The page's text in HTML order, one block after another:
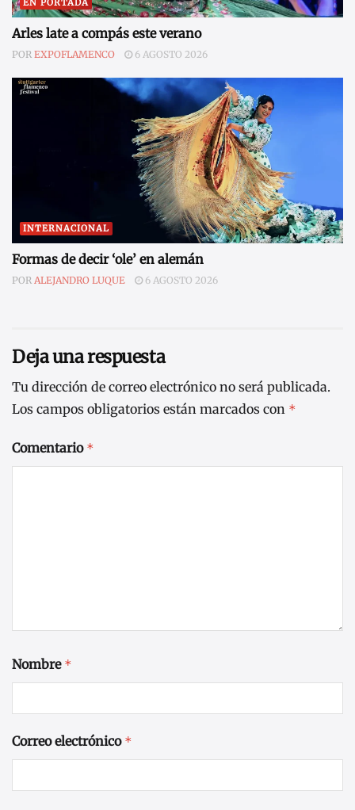
Arles late a compás este verano
POR EXPOFLAMENCO 6 AGOSTO 2026
INTERNACIONAL
Formas de decir ‘ole’ en alemán
POR ALEJANDRO LUQUE 6 AGOSTO 2026
Deja una respuesta
Tu dirección de correo electrónico no será publicada.
Los campos obligatorios están marcados con *
Comentario *
Nombre *
Correo electrónico *